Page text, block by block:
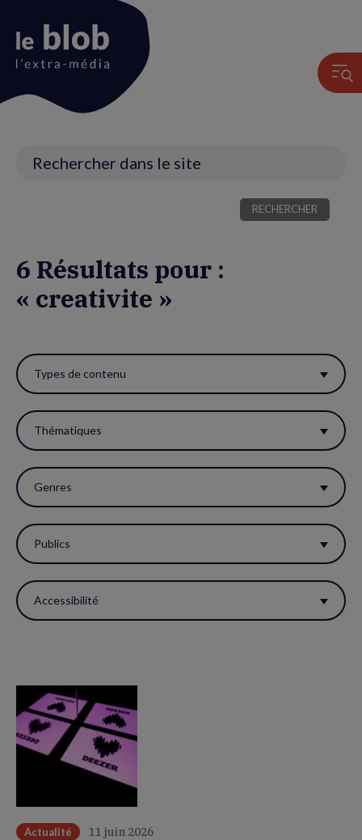
6 Résultats pour :
« creativite »
ces
filtres
pour
réactualiser
la
page.
Types de contenu
Thématiques
Genres
Publics
Accessibilité
Actualité 11 juin 2026